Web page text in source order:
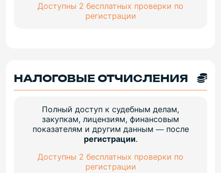
Доступны 2 бесплатных проверки по
регистрации
НАЛОГОВЫЕ ОТЧИСЛЕНИЯ
Полный доступ к судебным делам,
закупкам, лицензиям, финансовым
показателям и другим данным — после
регистрации.
Доступны 2 бесплатных проверки по
регистрации